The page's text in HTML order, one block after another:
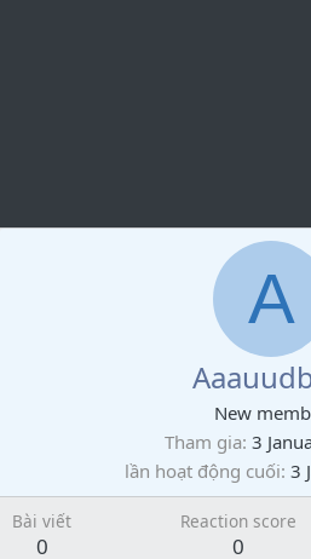
A
New
Tham gia 3
lần hoạt động cuối 3
Bài viết
0
Reaction score
0